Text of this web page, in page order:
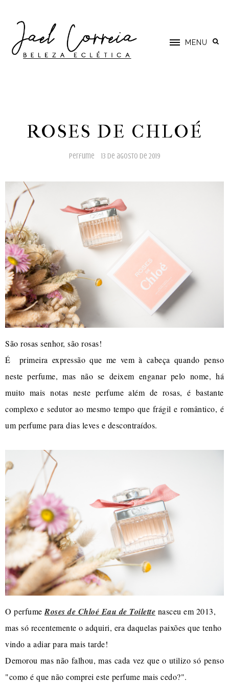
MENU
ROSES DE CHLOÉ
perfume 13 de agosto de 2019
São rosas senhor, são rosas!
É primeira expressão que me vem à cabeça quando penso
neste perfume, mas não se deixem enganar pelo nome, há
muito mais notas neste perfume além de rosas, é bastante
complexo e sedutor ao mesmo tempo que frágil e romântico, é
um perfume para dias leves e descontraídos.
O perfume Roses de Chloé Eau de Toilette nasceu em 2013,
mas só recentemente o adquiri, era daquelas paixões que tenho
vindo a adiar para mais tarde!
Demorou mas não falhou, mas cada vez que o utilizo só penso
"como é que não comprei este perfume mais cedo?".